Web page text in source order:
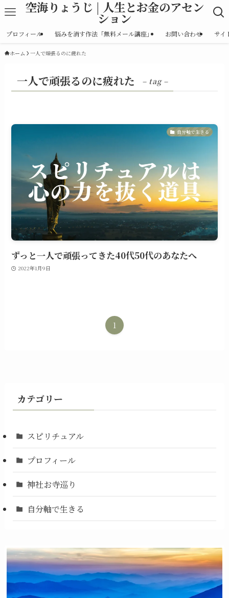
空海りょうじ | 人生とお金のアセン
ション
プロフィール 悩みを消す作法「無料メール講座」 お問い合わせ サイ
ホーム 一人で頑張るのに疲れた
一人で頑張るのに疲れた – tag –
自分軸で生きる
ずっと一人で頑張ってきた40代50代のあなたへ
2022年1月9日
1
カテゴリー
スピリチュアル
プロフィール
神社お寺巡り
自分軸で生きる